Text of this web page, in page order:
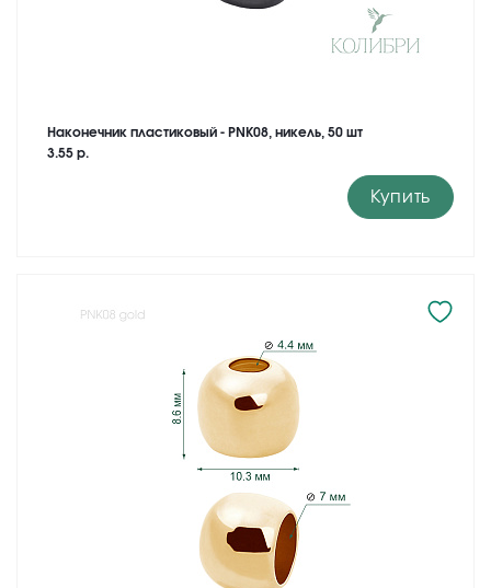
Наконечник пластиковый - PNK08, никель, 50 шт
3.55 р.
Купить